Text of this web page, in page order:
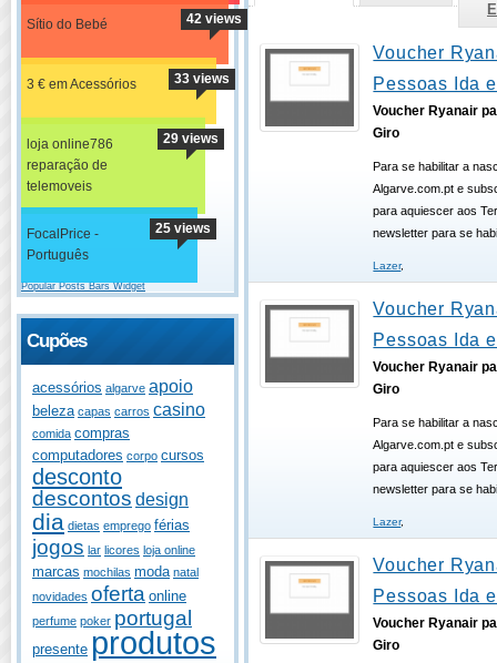
Sítio do Bebé 42 views
3 € em Acessórios 33 views
loja online786
reparação de
telemoveis
29 views
FocalPrice -
Português
25 views
Popular Posts Bars Widget
Cupões
acessórios algarve apoio
beleza capas carros casino
comida compras
computadores corpo cursos
desconto
descontos design
dia dietas emprego férias
jogos lar licores loja online
marcas mochilas moda natal
novidades oferta online
perfume poker portugal
presente produtos
Voucher
Pessoas Ida
Voucher Ryanair
Giro
Para se habilitar a
Algarve.com.pt e
para aquiescer aos
newsletter para se
Lazer,
Voucher
Pessoas Ida
Voucher Ryanair
Giro
Para se habilitar a
Algarve.com.pt e
para aquiescer aos
newsletter para se
Lazer,
Voucher
Pessoas Ida
Voucher Ryanair
Giro